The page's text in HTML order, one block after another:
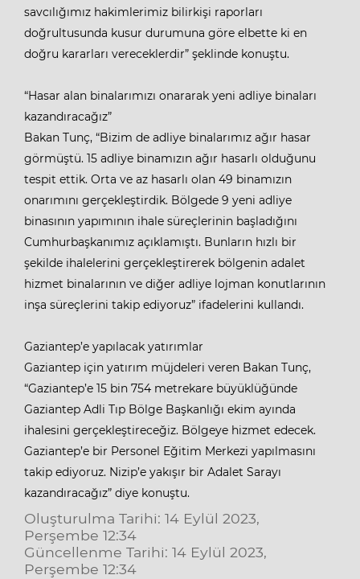
savcılığımız hakimlerimiz bilirkişi raporları
doğrultusunda kusur durumuna göre elbette ki en
doğru kararları vereceklerdir” şeklinde konuştu.
“Hasar alan binalarımızı onararak yeni adliye binaları
kazandıracağız”
Bakan Tunç, “Bizim de adliye binalarımız ağır hasar
görmüştü. 15 adliye binamızın ağır hasarlı olduğunu
tespit ettik. Orta ve az hasarlı olan 49 binamızın
onarımını gerçekleştirdik. Bölgede 9 yeni adliye
binasının yapımının ihale süreçlerinin başladığını
Cumhurbaşkanımız açıklamıştı. Bunların hızlı bir
şekilde ihalelerini gerçekleştirerek bölgenin adalet
hizmet binalarının ve diğer adliye lojman konutlarının
inşa süreçlerini takip ediyoruz” ifadelerini kullandı.
Gaziantep’e yapılacak yatırımlar
Gaziantep için yatırım müjdeleri veren Bakan Tunç,
“Gaziantep’e 15 bin 754 metrekare büyüklüğünde
Gaziantep Adli Tıp Bölge Başkanlığı ekim ayında
ihalesini gerçekleştireceğiz. Bölgeye hizmet edecek.
Gaziantep’e bir Personel Eğitim Merkezi yapılmasını
takip ediyoruz. Nizip’e yakışır bir Adalet Sarayı
kazandıracağız” diye konuştu.
Oluşturulma Tarihi: 14 Eylül 2023,
Perşembe 12:34
Güncellenme Tarihi: 14 Eylül 2023,
Perşembe 12:34